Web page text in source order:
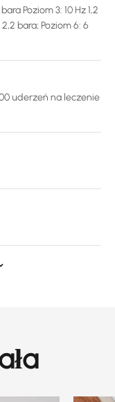
Poziom 3: 10 Hz 1,2
2,2 bara; Poziom 6: 6
uderzeń na leczenie